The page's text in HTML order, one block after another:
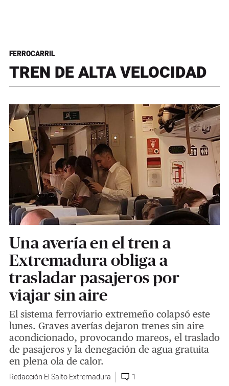
FERROCARRIL
TREN DE ALTA VELOCIDAD
Una avería en el tren a
Extremadura obliga a
trasladar pasajeros por
viajar sin aire
El sistema ferroviario extremeño colapsó este
lunes. Graves averías dejaron trenes sin aire
acondicionado, provocando mareos, el traslado
de pasajeros y la denegación de agua gratuita
en plena ola de calor.
Redacción El Salto Extremadura 1